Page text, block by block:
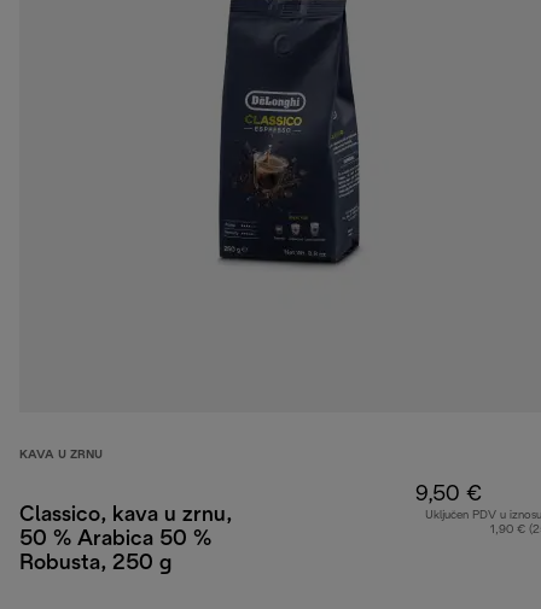
KAVA U ZRNU
Classico, kava u zrnu,
50 % Arabica 50 %
Robusta, 250 g
9,50 €
Uključen PDV u
1,90 €